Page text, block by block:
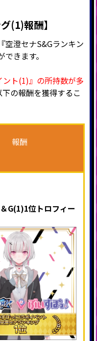
(1)報酬】
澄セナS&Gランキン
きます。
ント(1)』の所持数が多
下の報酬を獲得するこ
報酬
G(1)1位トロフィー